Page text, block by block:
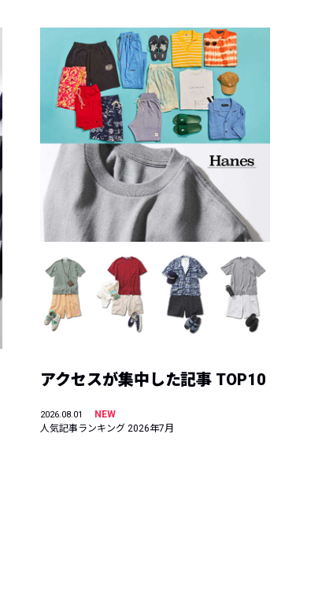
アクセスが集中した記事 TOP10
2026.08.01
NEW
人気記事ランキング 2026年7月